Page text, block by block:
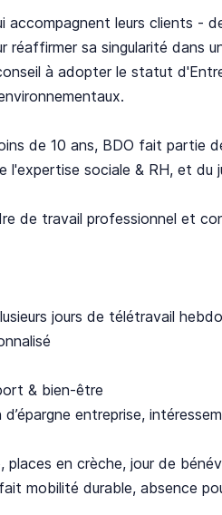
accompagnent leurs clients -
réaffirmer sa singularité dans
à adopter le statut
de 10 ans, BDO fait partie
sociale & RH, et du
de travail professionnel et
jours de télétravail
& bien-être
entreprise,
en crèche, jour de
mobilité durable, absence